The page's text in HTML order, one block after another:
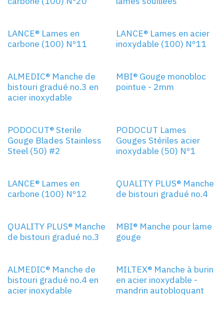
Nº11
LANCE® Lames en
carbone (100) Nº11
Nº11
LANCE® Lames en acier
inoxydable (100) Nº11
ALMEDIC® Manche de
bistouri gradué no.3 en
acier inoxydable
MBI® Gouge monobloc
pointue - 2mm
Nº2
PODOCUT® Sterile
Gouge Blades Stainless
Steel (50) #2
Nº1
PODOCUT Lames
Gouges Stériles acier
inoxydable (50) Nº1
Nº12
LANCE® Lames en
carbone (100) Nº12
QUALITY PLUS® Manche
de bistouri gradué no.4
QUALITY PLUS® Manche
de bistouri gradué no.3
MBI® Manche pour lame
gouge
ALMEDIC® Manche de
bistouri gradué no.4 en
acier inoxydable
MILTEX® Manche à burin
en acier inoxydable -
mandrin autobloquant